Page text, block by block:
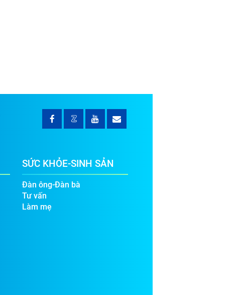
SỨC KHỎE-SINH SẢN
Đàn ông-Đàn bà
Tư vấn
Làm mẹ